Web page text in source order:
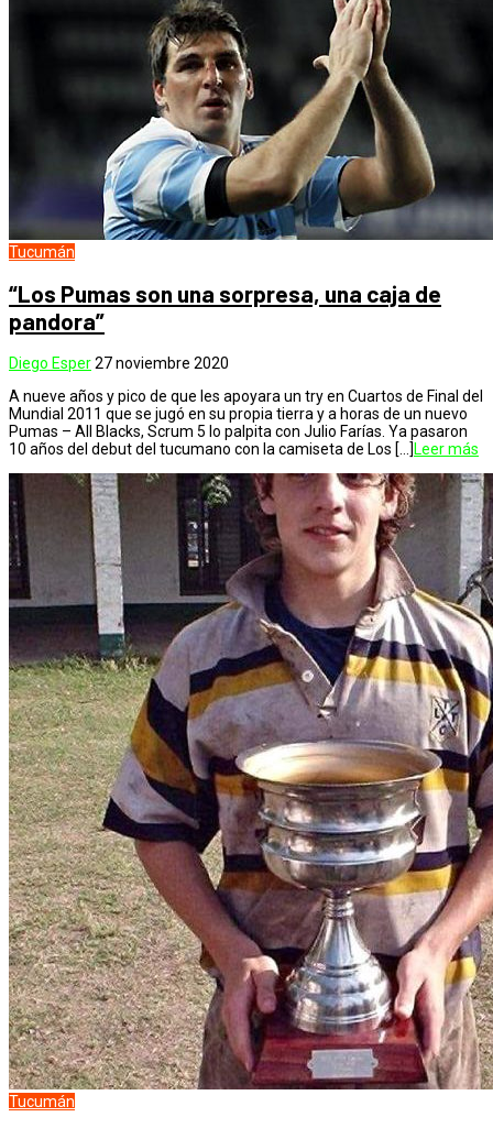
Tucumán
“Los Pumas son una sorpresa, una caja de
pandora”
Diego Esper27 noviembre 2020
A nueve años y pico de que les apoyara un try en Cuartos de Final del
Mundial 2011 que se jugó en su propia tierra y a horas de un nuevo
Pumas – All Blacks, Scrum 5 lo palpita con Julio Farías. Ya pasaron
10 años del debut del tucumano con la camiseta de Los […]Leer más
Tucumán